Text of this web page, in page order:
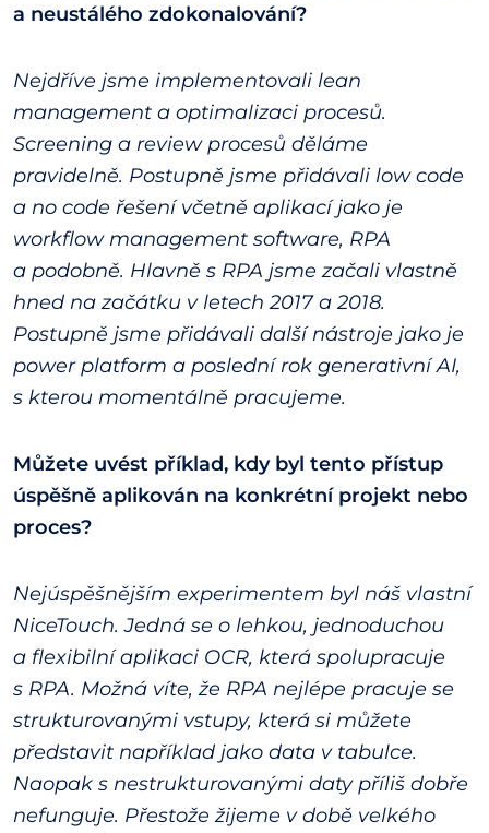
a neustálého zdokonalování?
Nejdříve jsme implementovali lean
management a optimalizaci procesů.
Screening a review procesů děláme
pravidelně. Postupně jsme přidávali low code
a no code řešení včetně aplikací jako je
workflow management software, RPA
a podobně. Hlavně s RPA jsme začali vlastně
hned na začátku v letech 2017 a 2018.
Postupně jsme přidávali další nástroje jako je
power platform a poslední rok generativní AI,
s kterou momentálně pracujeme.
Můžete uvést příklad, kdy byl tento přístup
úspěšně aplikován na konkrétní projekt nebo
proces?
Nejúspěšnějším experimentem byl náš vlastní
NiceTouch. Jedná se o lehkou, jednoduchou
a flexibilní aplikaci OCR, která spolupracuje
s RPA. Možná víte, že RPA nejlépe pracuje se
strukturovanými vstupy, která si můžete
představit například jako data v tabulce.
Naopak s nestrukturovanými daty příliš dobře
nefunguje. Přestože žijeme v době velkého